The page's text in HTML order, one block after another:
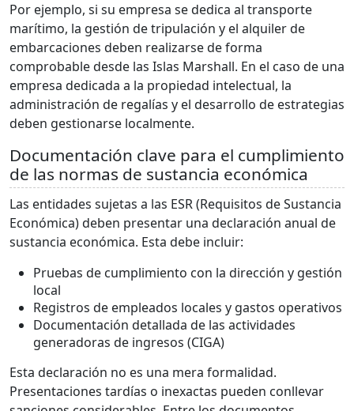
Por ejemplo, si su empresa se dedica al transporte
marítimo, la gestión de tripulación y el alquiler de
embarcaciones deben realizarse de forma
comprobable desde las Islas Marshall. En el caso de una
empresa dedicada a la propiedad intelectual, la
administración de regalías y el desarrollo de estrategias
deben gestionarse localmente.
Documentación clave para el cumplimiento
de las normas de sustancia económica
Las entidades sujetas a las ESR (Requisitos de Sustancia
Económica) deben presentar una declaración anual de
sustancia económica. Esta debe incluir:
Pruebas de cumplimiento con la dirección y gestión
local
Registros de empleados locales y gastos operativos
Documentación detallada de las actividades
generadoras de ingresos (CIGA)
Esta declaración no es una mera formalidad.
Presentaciones tardías o inexactas pueden conllevar